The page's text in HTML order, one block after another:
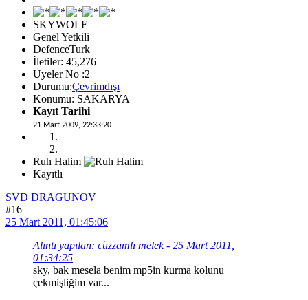
SKYWOLF
Genel Yetkili
DefenceTurk
İletiler: 45,276
Üyeler No :2
Durumu:Çevrimdışı
Konumu: SAKARYA
Kayıt Tarihi
21 Mart 2009, 22:33:20
Ruh Halim
Kayıtlı
SVD DRAGUNOV
#16
25 Mart 2011, 01:45:06
Alıntı yapılan: cüzzamlı melek - 25 Mart 2011,
01:34:25
sky, bak mesela benim mp5in kurma kolunu
çekmişliğim var...